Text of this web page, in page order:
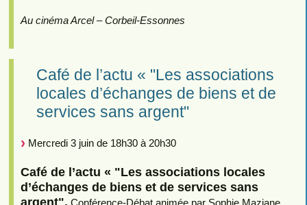
Au cinéma Arcel – Corbeil-Essonnes
Café de l’actu « "Les associations
locales d’échanges de biens et de
services sans argent"
Mercredi 3 juin de 18h30 à 20h30
Café de l’actu « "Les associations locales
d’échanges de biens et de services sans
argent". Conférence-Débat animée par Sophie Maziane